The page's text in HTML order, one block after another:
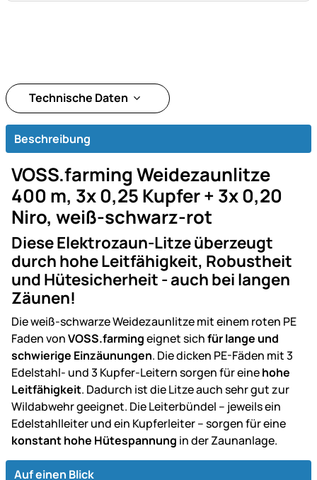
Technische Daten
Beschreibung
VOSS.farming Weidezaunlitze
400 m, 3x 0,25 Kupfer + 3x 0,20
Niro, weiß-schwarz-rot
Diese Elektrozaun-Litze überzeugt
durch hohe Leitfähigkeit, Robustheit
und Hütesicherheit - auch bei langen
Zäunen!
Die weiß-schwarze Weidezaunlitze mit einem roten PE
Faden vonVOSS.farmingeignet sichfür lange und
schwierige Einzäunungen. Die dicken PE-Fäden mit 3
Edelstahl- und 3 Kupfer-Leitern sorgen für einehohe
Leitfähigkeit. Dadurch ist die Litze auch sehr gut zur
Wildabwehr geeignet. Die Leiterbündel – jeweils ein
Edelstahlleiter und ein Kupferleiter – sorgen für eine
konstant hohe Hütespannung in der Zaunanlage.
Auf einen Blick